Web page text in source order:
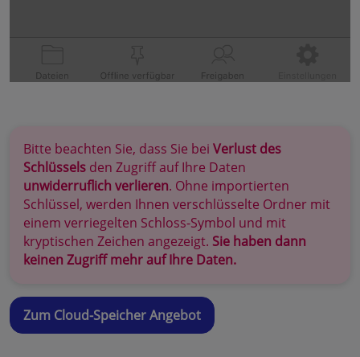
Bitte beachten Sie, dass Sie beiVerlust des
Schlüssels den Zugriff auf Ihre Daten
unwiderruflich verlieren. Ohne importierten
Schlüssel, werden Ihnen verschlüsselte Ordner mit
einem verriegelten Schloss-Symbol und mit
kryptischen Zeichen angezeigt. Sie haben dann
keinen Zugriff mehr auf Ihre Daten.
Zum Cloud-Speicher Angebot